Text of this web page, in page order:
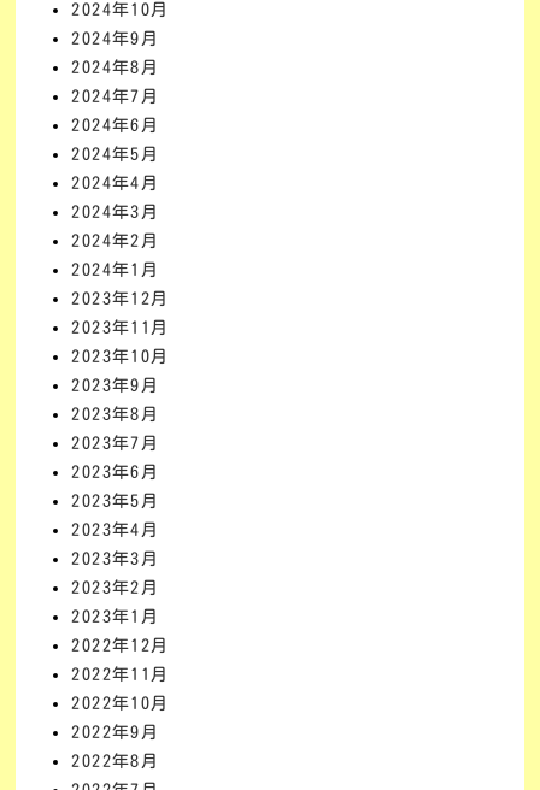
2024年10月
2024年9月
2024年8月
2024年7月
2024年6月
2024年5月
2024年4月
2024年3月
2024年2月
2024年1月
2023年12月
2023年11月
2023年10月
2023年9月
2023年8月
2023年7月
2023年6月
2023年5月
2023年4月
2023年3月
2023年2月
2023年1月
2022年12月
2022年11月
2022年10月
2022年9月
2022年8月